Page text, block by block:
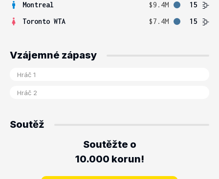
Montreal $9.4M
15
Toronto WTA
$7.4M 15
Vzájemné zápasy
Soutěž
Soutěžte o
10.000 korun!